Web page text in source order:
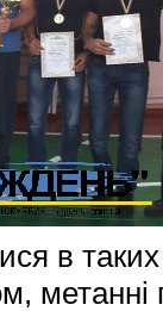
в
метанні